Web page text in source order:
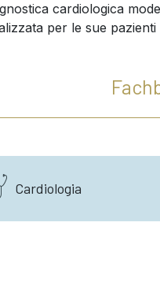
cardiologica
per le sue pazienti
Cardiologia